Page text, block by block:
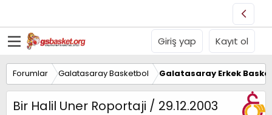
Giriş yap Kayıt ol
Forumlar Galatasaray Basketbol Galatasaray Erkek
Bir Halil Uner Roportaji / 29.12.2003